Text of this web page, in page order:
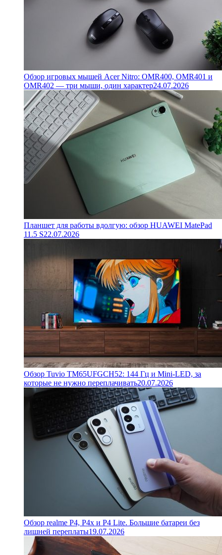
Обзор игровых мышей Acer Nitro: OMR400, OMR401 и
OMR402 — три мыши, один характер24.07.2026
Планшет для работы вдолгую: обзор HUAWEI MatePad
11.5 S22.07.2026
Обзор Tuvio TM65UFGCH52: 144 Гц и Mini-LED, за
которые не нужно переплачивать20.07.2026
Обзор realme P4, P4x и P4 Lite. Большие батареи без
лишней переплаты19.07.2026